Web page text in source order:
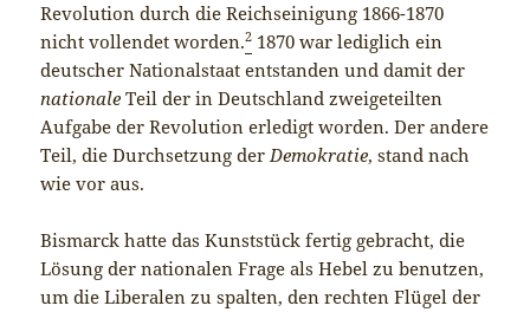
Revolution durch die Reichseinigung 1866-1870
nicht vollendet worden.2 1870 war lediglich ein
deutscher Nationalstaat entstanden und damit der
nationaleTeil der in Deutschland zweigeteilten
Aufgabe der Revolution erledigt worden. Der andere
Teil, die Durchsetzung derDemokratie, stand nach
wie vor aus.
Bismarck hatte das Kunststück fertig gebracht, die
Lösung der nationalen Frage als Hebel zu benutzen,
um die Liberalen zu spalten, den rechten Flügel der